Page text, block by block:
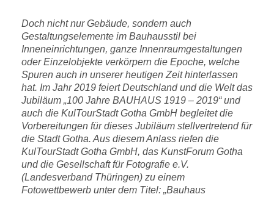
Doch nicht nur Gebäude, sondern auch
Gestaltungselemente im Bauhausstil bei
Inneneinrichtungen, ganze Innenraumgestaltungen
oder Einzelobjekte verkörpern die Epoche, welche
Spuren auch in unserer heutigen Zeit hinterlassen
hat. Im Jahr 2019 feiert Deutschland und die Welt das
Jubiläum „100 Jahre BAUHAUS 1919 – 2019“ und
auch die KulTourStadt Gotha GmbH begleitet die
Vorbereitungen für dieses Jubiläum stellvertretend für
die Stadt Gotha. Aus diesem Anlass riefen die
KulTourStadt Gotha GmbH, das KunstForum Gotha
und die Gesellschaft für Fotografie e.V.
(Landesverband Thüringen) zu einem
Fotowettbewerb unter dem Titel: „Bauhaus